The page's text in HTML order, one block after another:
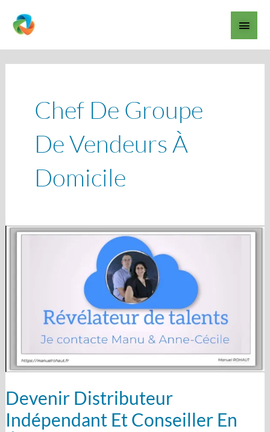
contenu
Chef De Groupe
De Vendeurs À
Domicile
Devenir Distributeur
Indépendant Et Conseiller En
Devenir
équilibre
alimentaire
Opportunity
manager